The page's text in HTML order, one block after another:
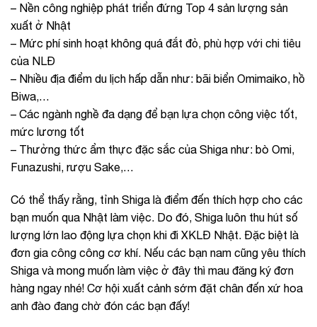
– Nền công nghiệp phát triển đứng Top 4 sản lượng sản
xuất ở Nhật
– Mức phí sinh hoạt không quá đắt đỏ, phù hợp với chi tiêu
của NLĐ
– Nhiều địa điểm du lịch hấp dẫn như: bãi biển Omimaiko, hồ
Biwa,…
– Các ngành nghề đa dạng để bạn lựa chọn công việc tốt,
mức lương tốt
– Thưởng thức ẩm thực đặc sắc của Shiga như: bò Omi,
Funazushi, rượu Sake,…
Có thể thấy rằng, tỉnh Shiga là điểm đến thích hợp cho các
bạn muốn qua Nhật làm việc. Do đó, Shiga luôn thu hút số
lượng lớn lao động lựa chọn khi đi XKLĐ Nhật. Đặc biệt là
đơn gia công công cơ khí. Nếu các bạn nam cũng yêu thích
Shiga và mong muốn làm việc ở đây thì mau đăng ký đơn
hàng ngay nhé! Cơ hội xuất cảnh sớm đặt chân đến xứ hoa
anh đào đang chờ đón các bạn đấy!